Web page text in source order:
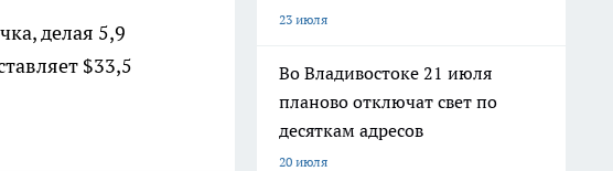
делая 5,9
$33,5
23 июля
Во Владивостоке 21 июля
планово отключат свет по
десяткам адресов
20 июля